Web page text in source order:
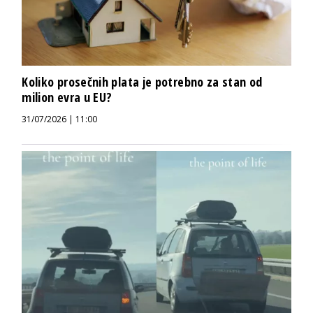
Koliko prosečnih plata je potrebno za stan od
milion evra u EU?
31/07/2026 | 11:00